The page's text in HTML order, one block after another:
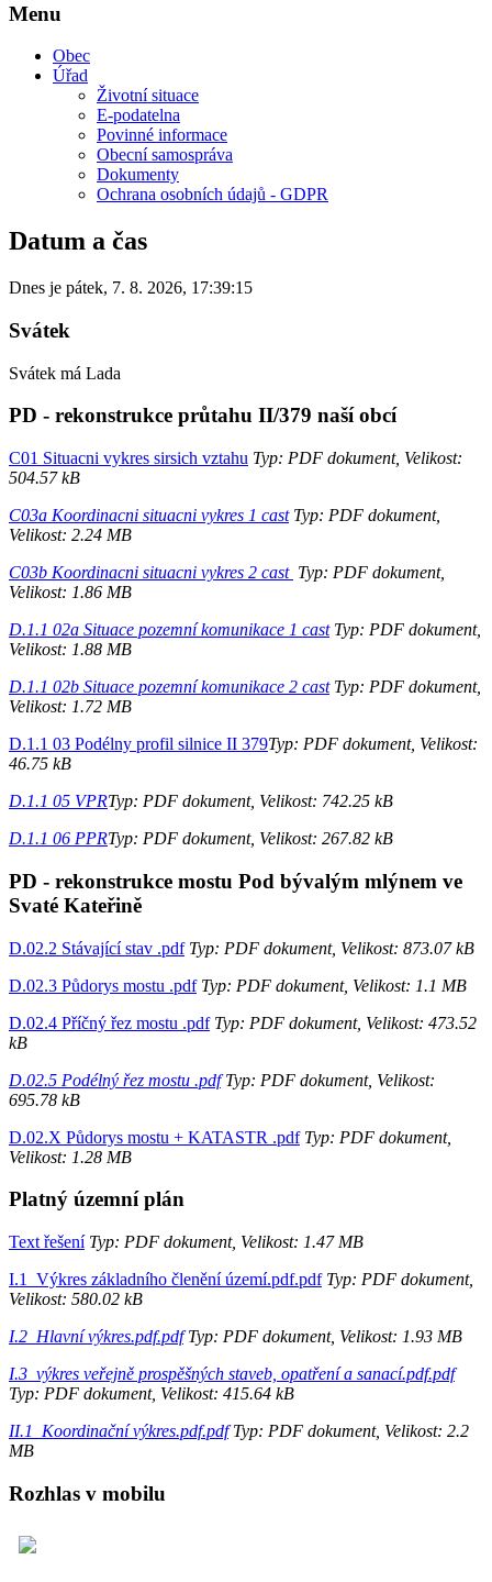
Menu
Obec
Úřad
Životní situace
E-podatelna
Povinné informace
Obecní samospráva
Dokumenty
Ochrana osobních údajů - GDPR
Datum a čas
Dnes je pátek, 7. 8. 2026, 17:39:15
Svátek
Svátek má Lada
PD - rekonstrukce průtahu II/379 naší obcí
C01 Situacni vykres sirsich vztahu Typ: PDF dokument, Velikost:
504.57 kB
C03a Koordinacni situacni vykres 1 castTyp: PDF dokument,
Velikost: 2.24 MB
C03b Koordinacni situacni vykres 2 cast Typ: PDF dokument,
Velikost: 1.86 MB
D.1.1 02a Situace pozemní komunikace 1 castTyp: PDF dokument,
Velikost: 1.88 MB
D.1.1 02b Situace pozemní komunikace 2 castTyp: PDF dokument,
Velikost: 1.72 MB
D.1.1 03 Podélny profil silnice II 379Typ: PDF dokument, Velikost:
46.75 kB
D.1.1 05 VPRTyp: PDF dokument, Velikost: 742.25 kB
D.1.1 06 PPRTyp: PDF dokument, Velikost: 267.82 kB
PD - rekonstrukce mostu Pod bývalým mlýnem ve
Svaté Kateřině
D.02.2 Stávající stav .pdfTyp: PDF dokument, Velikost: 873.07 kB
D.02.3 Půdorys mostu .pdfTyp: PDF dokument, Velikost: 1.1 MB
D.02.4 Příčný řez mostu .pdfTyp: PDF dokument, Velikost: 473.52
kB
D.02.5 Podélný řez mostu .pdfTyp: PDF dokument, Velikost:
695.78 kB
D.02.X Půdorys mostu + KATASTR .pdfTyp: PDF dokument,
Velikost: 1.28 MB
Platný územní plán
Text řešeníTyp: PDF dokument, Velikost: 1.47 MB
I.1_Výkres základního členění území.pdf.pdfTyp: PDF dokument,
Velikost: 580.02 kB
I.2_Hlavní výkres.pdf.pdfTyp: PDF dokument, Velikost: 1.93 MB
I.3_výkres veřejně prospěšných staveb, opatření a sanací.pdf.pdf
Typ: PDF dokument, Velikost: 415.64 kB
II.1_Koordinační výkres.pdf.pdfTyp: PDF dokument, Velikost: 2.2
MB
Rozhlas v mobilu